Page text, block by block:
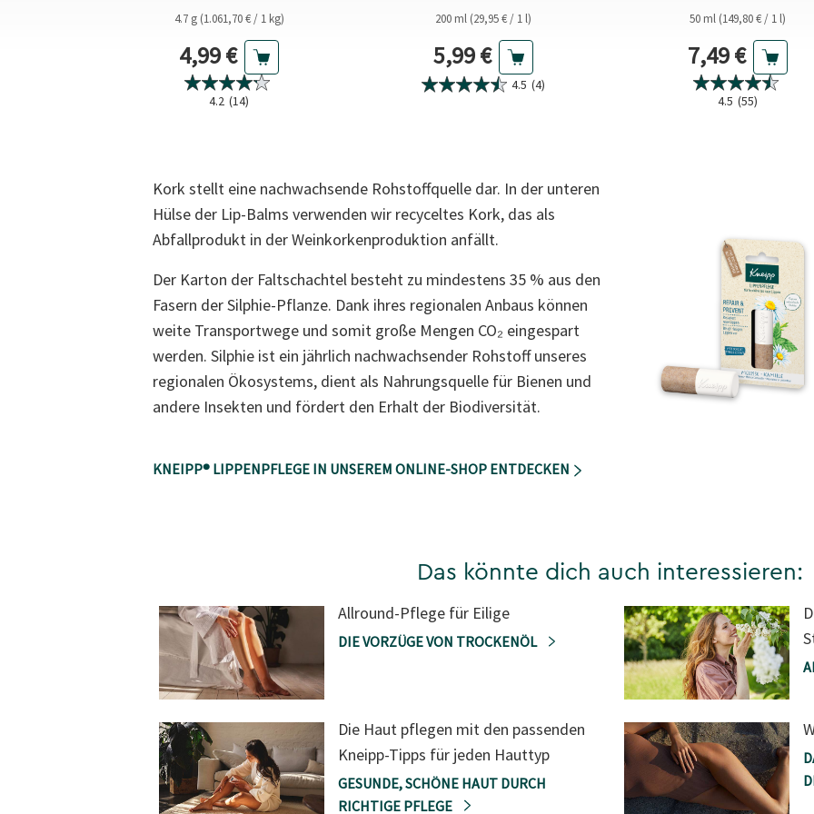
4.7 g (1.061,70 € / 1 kg)
Aktueller Preis
4,99 €
4.2 (14)
200 ml (29,95 € / 1 l)
Aktueller Preis
5,99 €
4.5 (4)
50 ml (149,80 € / 1 l)
Aktueller Preis
7,49 €
4.5 (55)
Kork stellt eine nachwachsende Rohstoffquelle dar. In der unteren
Hülse der Lip-Balms verwenden wir recyceltes Kork, das als
Abfallprodukt in der Weinkorkenproduktion anfällt.
Der Karton der Faltschachtel besteht zu mindestens 35 % aus den
Fasern der Silphie-Pflanze. Dank ihres regionalen Anbaus können
weite Transportwege und somit große Mengen CO₂ eingespart
werden. Silphie ist ein jährlich nachwachsender Rohstoff unseres
regionalen Ökosystems, dient als Nahrungsquelle für Bienen und
andere Insekten und fördert den Erhalt der Biodiversität.
KNEIPP® LIPPENPFLEGE IN UNSEREM ONLINE-SHOP ENTDECKEN
Das könnte dich auch interessieren:
Allround-Pflege für Eilige
DIE VORZÜGE VON TROCKENÖL
Die Haut pflegen mit den passenden
Kneipp-Tipps für jeden Hauttyp
GESUNDE, SCHÖNE HAUT DURCH
RICHTIGE PFLEGE